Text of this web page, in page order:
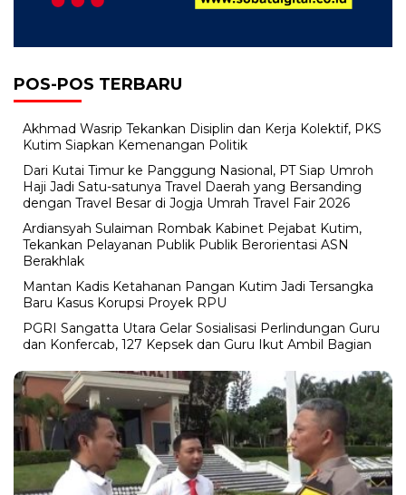
POS-POS TERBARU
Akhmad Wasrip Tekankan Disiplin dan Kerja Kolektif, PKS
Kutim Siapkan Kemenangan Politik
Dari Kutai Timur ke Panggung Nasional, PT Siap Umroh
Haji Jadi Satu-satunya Travel Daerah yang Bersanding
dengan Travel Besar di Jogja Umrah Travel Fair 2026
Ardiansyah Sulaiman Rombak Kabinet Pejabat Kutim,
Tekankan Pelayanan Publik Publik Berorientasi ASN
Berakhlak
Mantan Kadis Ketahanan Pangan Kutim Jadi Tersangka
Baru Kasus Korupsi Proyek RPU
PGRI Sangatta Utara Gelar Sosialisasi Perlindungan Guru
dan Konfercab, 127 Kepsek dan Guru Ikut Ambil Bagian